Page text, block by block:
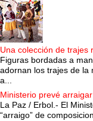
Una colección de trajes
Figuras bordadas a
adornan los trajes de la
a...
Ministerio prevé
La Paz / Erbol.- El
“arraigo” de